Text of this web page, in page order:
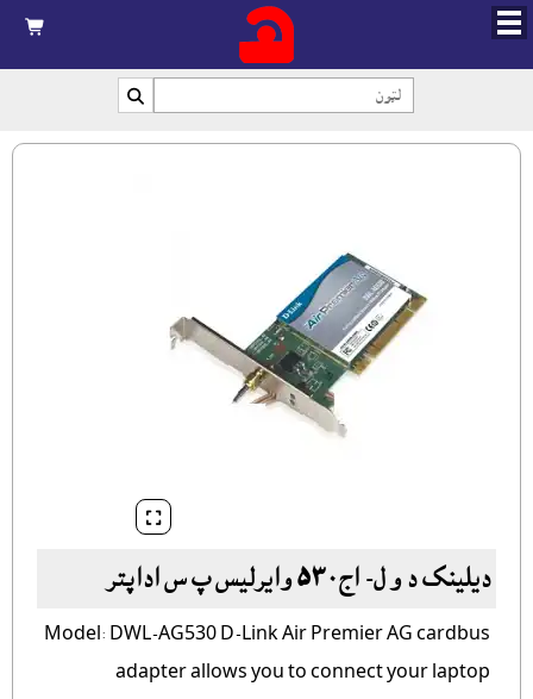



دیلینک د و ل- اج۵۳۰ وایرلیس پ س اداپتر
Model: DWL-AG530 D-Link Air Premier AG cardbus
adapter allows you to connect your laptop